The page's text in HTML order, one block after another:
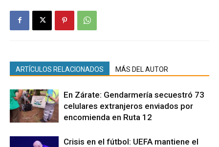
ARTÍCULOS RELACIONADOS MÁS DEL AUTOR
En Zárate: Gendarmería secuestró 73
celulares extranjeros enviados por
encomienda en Ruta 12
Crisis en el fútbol: UEFA mantiene el